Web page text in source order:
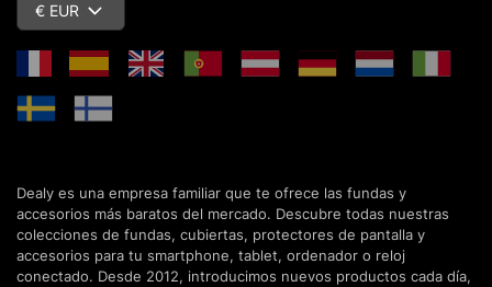
€ EUR
Dealy es una empresa familiar que te ofrece las fundas y
accesorios más baratos del mercado. Descubre todas nuestras
colecciones de fundas, cubiertas, protectores de pantalla y
accesorios para tu smartphone, tablet, ordenador o reloj
conectado. Desde 2012, introducimos nuevos productos cada día,